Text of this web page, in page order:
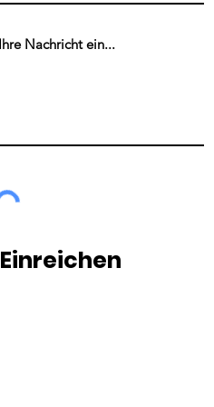
Einreichen